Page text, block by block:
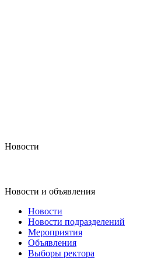
Новости
Новости и объявления
Новости
Новости подразделений
Мероприятия
Объявления
Выборы ректора